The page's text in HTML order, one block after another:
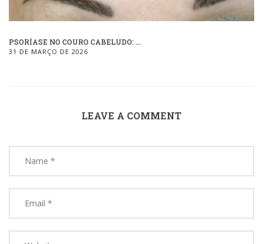
PSORÍASE NO COURO CABELUDO: ...
31 DE MARÇO DE 2026
LEAVE A COMMENT